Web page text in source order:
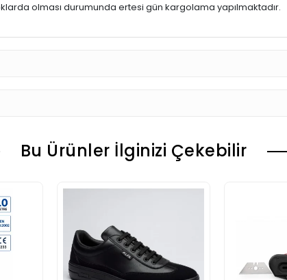
olması durumunda ertesi gün kargolama yapılmaktadır.
Bu Ürünler İlginizi Çekebilir